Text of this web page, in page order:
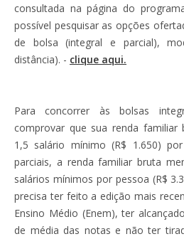
consultada na página do
possível pesquisar as opções
de bolsa (integral e parcial),
distância). - clique aqui.
Para concorrer às bolsas
comprovar que sua renda familiar
1,5 salário mínimo (R$ 1.650)
parciais, a renda familiar bruta
salários mínimos por pessoa (R$
precisa ter feito a edição mais
Ensino Médio (Enem), ter
de média das notas e não ter